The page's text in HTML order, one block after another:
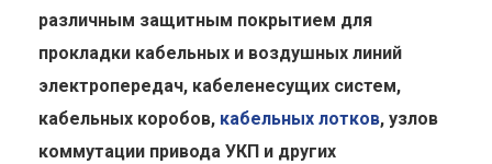
различным защитным покрытием для
прокладки кабельных и воздушных линий
электропередач, кабеленесущих систем,
кабельных коробов, кабельных лотков, узлов
коммутации привода УКП и других